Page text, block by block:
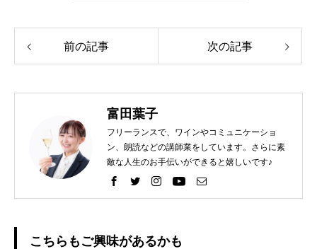
前の記事 次の記事
富田葉子
フリーランスで、ワインやコミュニケーショ
ン、朗読などの講師業をしています。さらに素
敵な人生のお手伝いができると嬉しいです♪
こちらもご興味があるかも